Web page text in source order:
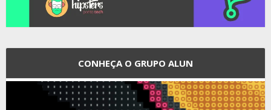
CONHEÇA O GRUPO ALUN